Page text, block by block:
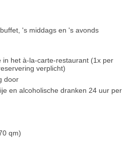
's middags en 's avonds
in het à-la-carte-restaurant (1x per
verplicht)
door
en alcoholische dranken 24 uur per
qm)